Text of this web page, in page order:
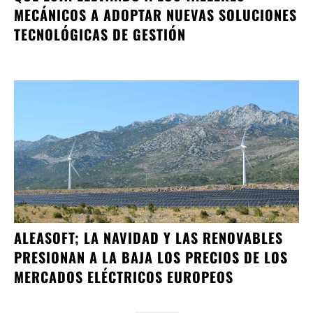
MECÁNICOS A ADOPTAR NUEVAS SOLUCIONES
TECNOLÓGICAS DE GESTIÓN
ALEASOFT; LA NAVIDAD Y LAS RENOVABLES
PRESIONAN A LA BAJA LOS PRECIOS DE LOS
MERCADOS ELÉCTRICOS EUROPEOS